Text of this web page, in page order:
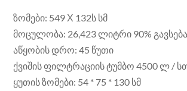
ზომები: 549 Х 132ს სმ
მოცულობა: 26,423 ლიტრი 90%
აწყობის დრო: 45 წუთი
ქვიშის ფილტრაციის ტუმბო 4500 ლ /
ყუთის ზომები: 54 * 75 * 130 სმ